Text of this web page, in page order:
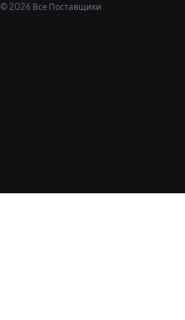
© 2026 Все Поставщики